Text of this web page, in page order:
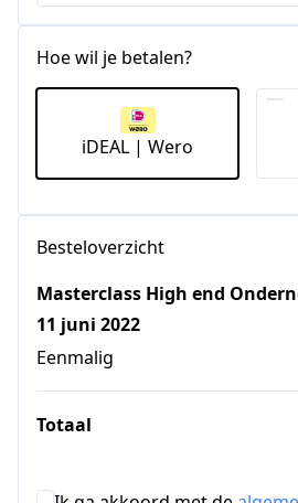
Hoe wil je betalen?
iDEAL | Wero
Besteloverzicht
Masterclass High end
11 juni 2022
Eenmalig
Totaal